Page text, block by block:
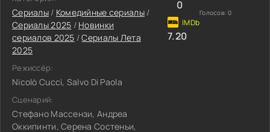
Сериалы/ Комедийные сериалы/
Сериалы 2025 / Новинки
сериалов 2025 /Сериалы Лета
2025
Режиссёр:
Nicolò Cuccì, Salvo Di Paola
Сценарий:
Стефано Массензи, Андреа
Оккипинти, Серена Состеньи,
0
Голосов: 0
7.20